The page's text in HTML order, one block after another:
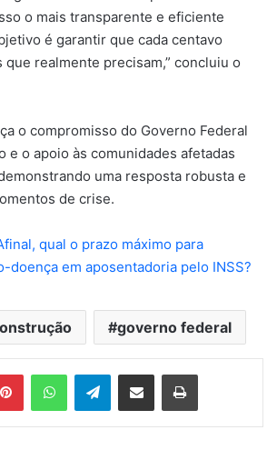
o mais transparente e eficiente
é garantir que cada centavo
que realmente precisam,” concluiu o
o compromisso do Governo Federal
e o apoio às comunidades afetadas
uma resposta robusta e
de crise.
qual o prazo máximo para
doença em aposentadoria pelo INSS?
governo federal
PinterestWhatsAppTelegramCompartilhar via e-mail Imprimir